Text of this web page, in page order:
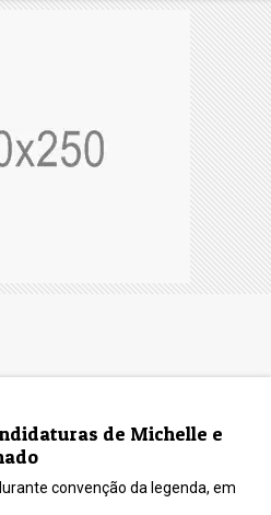
de Michelle e
convenção da legenda, em